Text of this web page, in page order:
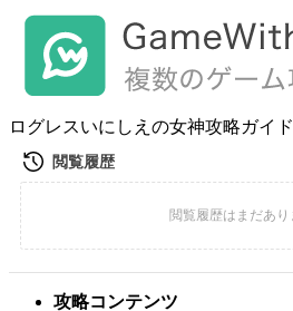
ログレスいにしえの女神攻略ガイド
攻略コンテンツ